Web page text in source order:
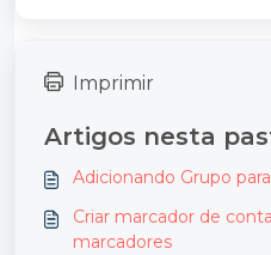
Imprimir
Artigos nesta
Adicionando Grupo
Criar marcador de
marcadores